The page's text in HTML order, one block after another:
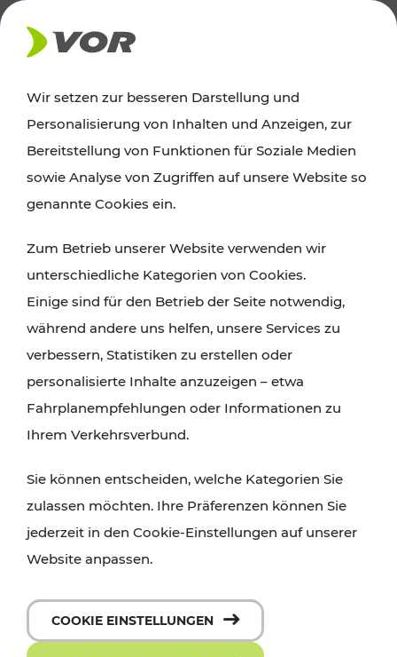
AKTUELLES
Ausflugstipps
Wien, Niederösterreich und das Burgenland
Wanderungen, Kultur und Gastronomie,
Radtouren oder purer Naturgenuss – viele
Attraktionen sind mit den Ticket- und Fahrplan-
Angeboten des VOR gut und schnell erreichbar.
Wir setzen zur besseren Darstellung und
Personalisierung von Inhalten und Anzeigen, zur
Bereitstellung von Funktionen für Soziale Medien
sowie Analyse von Zugriffen auf unsere Website so
genannte Cookies ein.
Zum Betrieb unserer Website verwenden wir
unterschiedliche Kategorien von Cookies.
Einige sind für den Betrieb der Seite notwendig,
während andere uns helfen, unsere Services zu
verbessern, Statistiken zu erstellen oder
personalisierte Inhalte anzuzeigen – etwa
Fahrplanempfehlungen oder Informationen zu
Ihrem Verkehrsverbund.
Sie können entscheiden, welche Kategorien Sie
zulassen möchten. Ihre Präferenzen können Sie
jederzeit in den Cookie-Einstellungen auf unserer
Website anpassen.
COOKIE EINSTELLUNGEN